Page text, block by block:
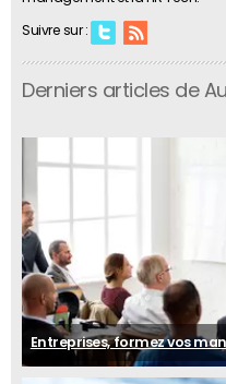
Suivre sur :
Derniers articles de
Entreprises, formez vos